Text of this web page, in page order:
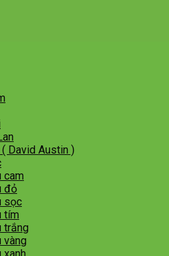
( David Austin )
cam
đỏ
sọc
tím
trắng
vàng